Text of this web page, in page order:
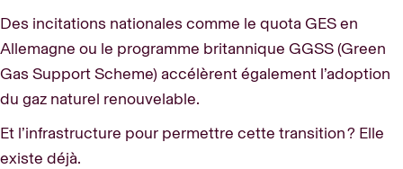
Des incitations nationales comme le quota GES en
Allemagne ou le programme britannique GGSS (Green
Gas Support Scheme) accélèrent également l’adoption
du gaz naturel renouvelable.
Et l’infrastructure pour permettre cette transition ? Elle
existe déjà.